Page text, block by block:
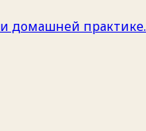
и домашней практике.